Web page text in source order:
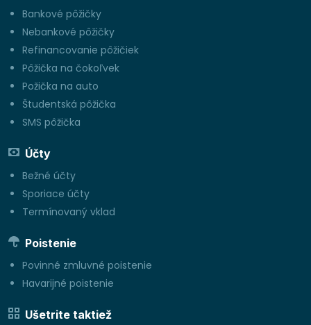
Bankové pôžičky
Nebankové pôžičky
Refinancovanie pôžičiek
Pôžička na čokoľvek
Požička na auto
Študentská pôžička
SMS pôžička
Účty
Bežné účty
Sporiace účty
Termínovaný vklad
Poistenie
Povinné zmluvné poistenie
Havarijné poistenie
Ušetrite taktiež